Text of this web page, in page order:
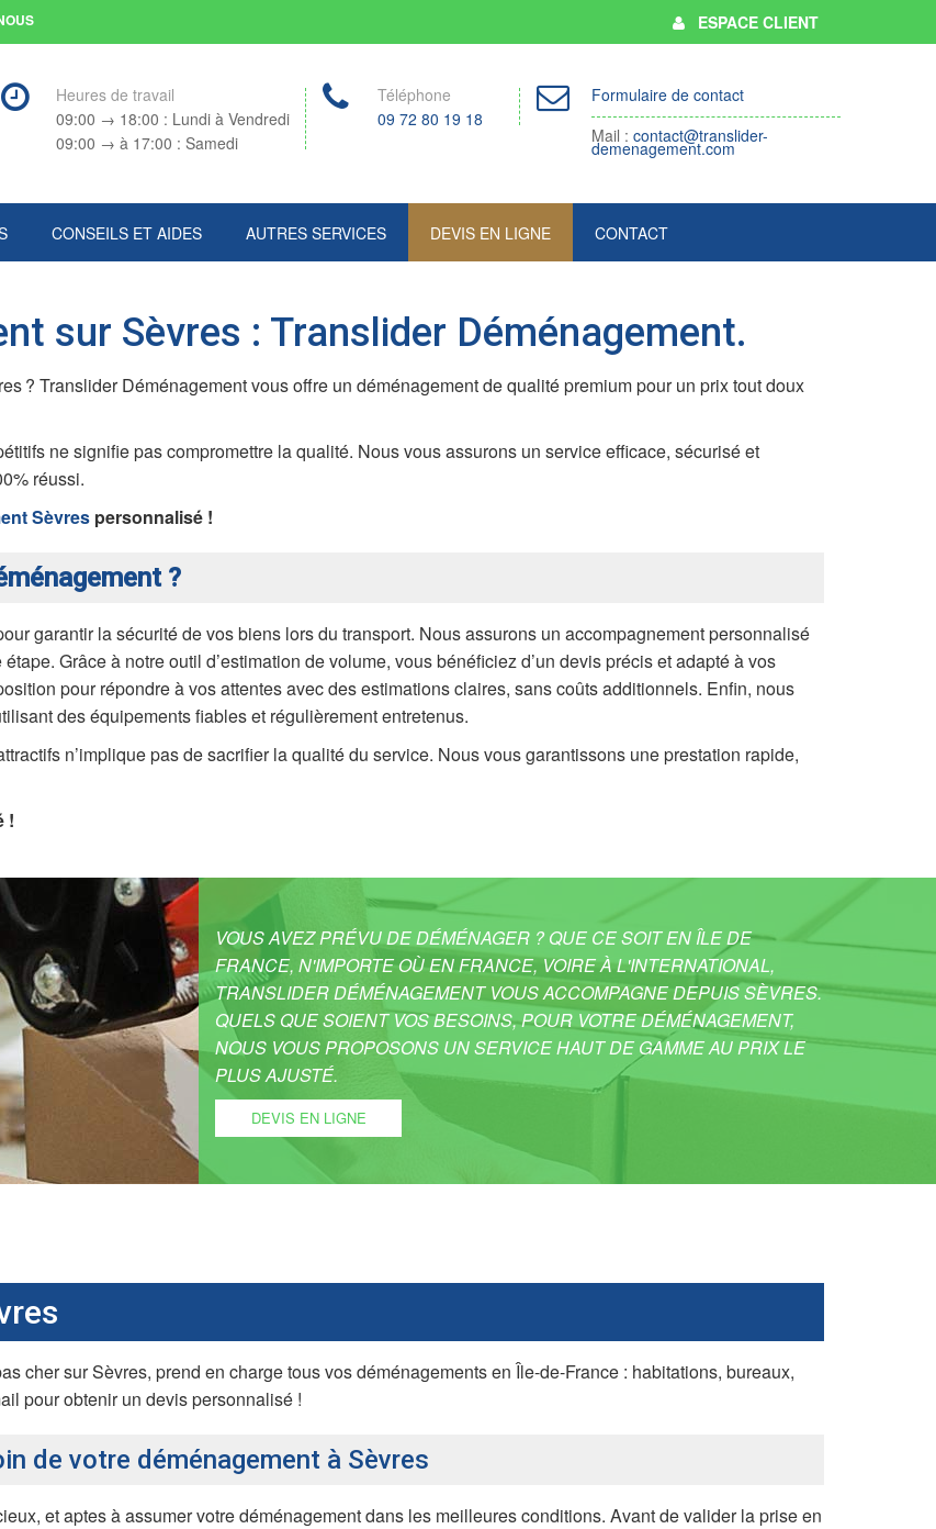
ESPACE CLIENT
Heures de travail
09:00 → 18:00 : Lundi à Vendredi
09:00 → à 17:00 : Samedi
Téléphone
09 72 80 19 18
Formulaire de contact
Mail : contact@translider-
demenagement.com
CONSEILS ET AIDES AUTRES SERVICES DEVIS EN LIGNE CONTACT
sur Sèvres : Translider Déménagement.
? Translider Déménagement vous offre un déménagement de qualité premium pour un prix tout doux
ne signifie pas compromettre la qualité. Nous vous assurons un service efficace, sécurisé et
réussi.
Sèvres personnalisé !
?
garantir la sécurité de vos biens lors du transport. Nous assurons un accompagnement personnalisé
Grâce à notre outil d’estimation de volume, vous bénéficiez d’un devis précis et adapté à vos
pour répondre à vos attentes avec des estimations claires, sans coûts additionnels. Enfin, nous
des équipements fiables et régulièrement entretenus.
n’implique pas de sacrifier la qualité du service. Nous vous garantissons une prestation rapide,
!
VOUS AVEZ PRÉVU DE DÉMÉNAGER ? QUE CE SOIT EN ÎLE DE
FRANCE, N'IMPORTE OÙ EN FRANCE, VOIRE À L'INTERNATIONAL,
TRANSLIDER DÉMÉNAGEMENT VOUS ACCOMPAGNE DEPUIS SÈVRES.
QUELS QUE SOIENT VOS BESOINS, POUR VOTRE DÉMÉNAGEMENT,
NOUS VOUS PROPOSONS UN SERVICE HAUT DE GAMME AU PRIX LE
PLUS AJUSTÉ.
DEVIS EN LIGNE
cher sur Sèvres, prend en charge tous vos déménagements en Île-de-France : habitations, bureaux,
pour obtenir un devis personnalisé !
de votre déménagement à Sèvres
et aptes à assumer votre déménagement dans les meilleures conditions. Avant de valider la prise en